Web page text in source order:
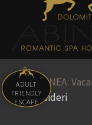
ADULT
FRIENDLY
ESCAPE
Hotel ABINEA:
Lista desideri